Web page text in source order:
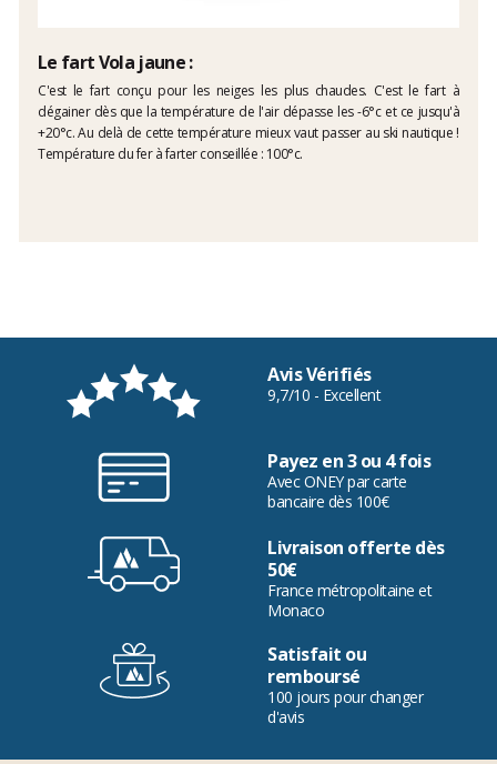
Le fart Vola jaune :
C'est le fart conçu pour les neiges les plus chaudes. C'est le fart à
dégainer dès que la température de l'air dépasse les -6°c et ce jusqu'à
+20°c. Au delà de cette température mieux vaut passer au ski nautique !
Température du fer à farter conseillée : 100°c.
Avis Vérifiés
9,7/10 - Excellent
Payez en 3 ou 4 fois
Avec ONEY par carte
bancaire dès 100€
Livraison offerte dès
50€
France métropolitaine et
Monaco
Satisfait ou
remboursé
100 jours pour changer
d'avis